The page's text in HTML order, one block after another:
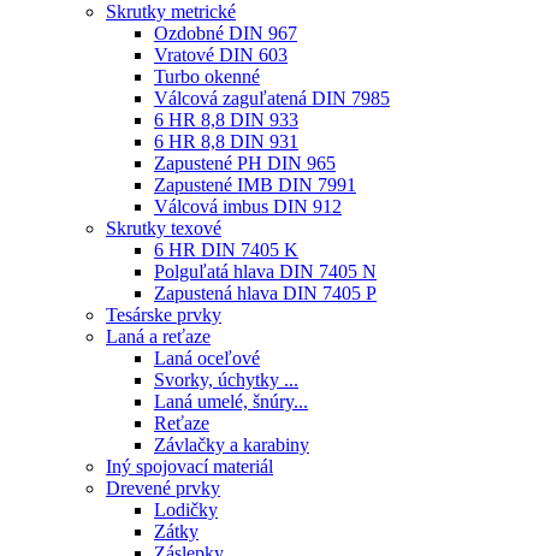
Skrutky metrické
Ozdobné DIN 967
Vratové DIN 603
Turbo okenné
Válcová zaguľatená DIN 7985
6 HR 8,8 DIN 933
6 HR 8,8 DIN 931
Zapustené PH DIN 965
Zapustené IMB DIN 7991
Válcová imbus DIN 912
Skrutky texové
6 HR DIN 7405 K
Polguľatá hlava DIN 7405 N
Zapustená hlava DIN 7405 P
Tesárske prvky
Laná a reťaze
Laná oceľové
Svorky, úchytky ...
Laná umelé, šnúry...
Reťaze
Závlačky a karabiny
Iný spojovací materiál
Drevené prvky
Lodičky
Zátky